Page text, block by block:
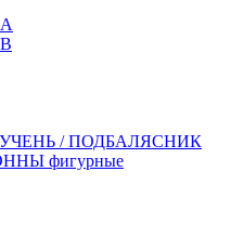
/ ПОДБАЛЯСНИК
фигурные